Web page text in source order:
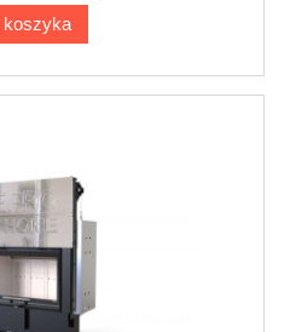
koszyka